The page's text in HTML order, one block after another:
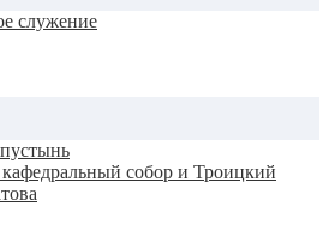
служение
собор и Троицкий